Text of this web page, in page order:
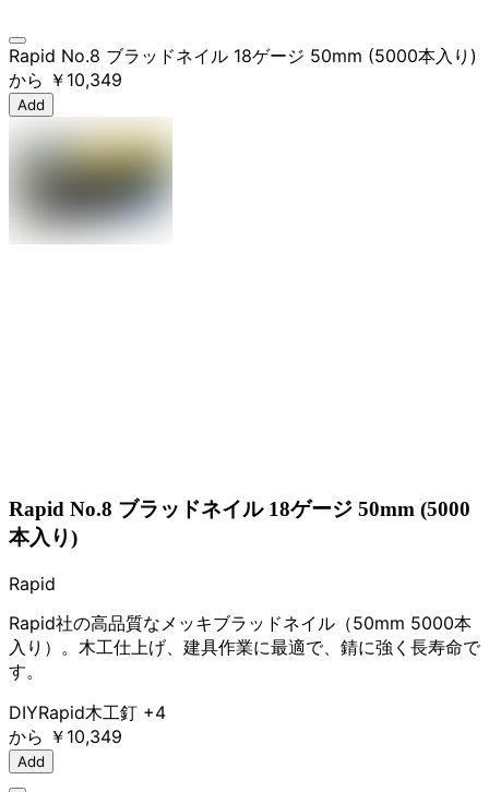
Rapid No.8 ブラッドネイル 18ゲージ 50mm (5000本入り)
から ￥10,349
Add
Rapid No.8 ブラッドネイル 18ゲージ 50mm (5000
本入り)
Rapid
Rapid社の高品質なメッキブラッドネイル（50mm 5000本
入り）。木工仕上げ、建具作業に最適で、錆に強く長寿命で
す。
DIYRapid木工釘 +4
から ￥10,349
Add